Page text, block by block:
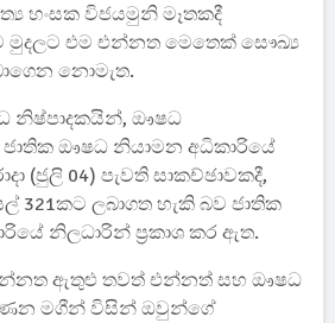
හංසක විජයමුනි මෑතකදී
මුදලට එම එන්නත මෙතෙක් සෞඛ්‍ය
නොමැත.
නිෂ්පාදකයින්, ඖෂධ
ඖෂධ නියාමන අධිකාරියේ
(ජුලි 04) පැවති සාකච්ඡාවකදී,
321කට ලබාගත හැකි බව ජාතික
නිලධාරින් ප්‍රකාශ කර ඇත.
ඇතුළු තවත් එන්නත් සහ ඖෂධ
මගීන් විසින් ඔවුන්ගේ